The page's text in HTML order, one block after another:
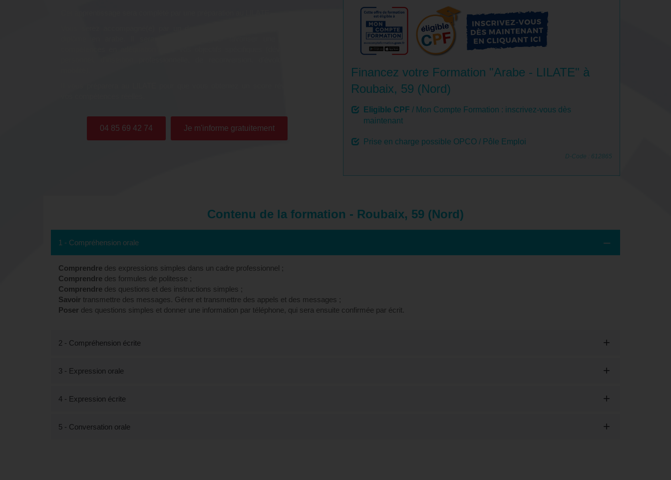
04 85 69 42 74 Je m'informe gratuitement
Financez votre Formation "Arabe - LILATE" à
Roubaix, 59 (Nord)
Eligible CPF / Mon Compte Formation : inscrivez-vous dès
maintenant
Prise en charge possible OPCO / Pôle Emploi
D-Code : 612865
Contenu de la formation - Roubaix, 59 (Nord)
1 - Compréhension orale
Comprendre des expressions simples dans un cadre professionnel ;
Comprendre des formules de politesse ;
Comprendre des questions et des instructions simples ;
Savoir transmettre des messages. Gérer et transmettre des appels et des messages ;
Poser des questions simples et donner une information par téléphone, qui sera ensuite confirmée par écrit.
2 - Compréhension écrite
3 - Expression orale
4 - Expression écrite
5 - Conversation orale